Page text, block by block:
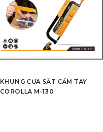
KHUNG CƯA SẮT CẦM TAY
COROLLA M-130